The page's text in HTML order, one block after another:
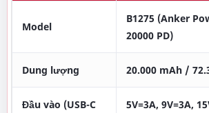
Model
B1275 (Anker
20000 PD)
Dung lượng 20.000 mAh /
Đầu vào (USB-C
5V=3A, 9V=3A,